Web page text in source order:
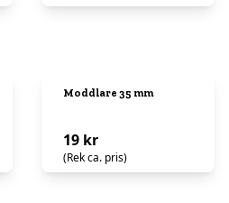
Moddlare 35 mm
19 kr
(Rek ca. pris)